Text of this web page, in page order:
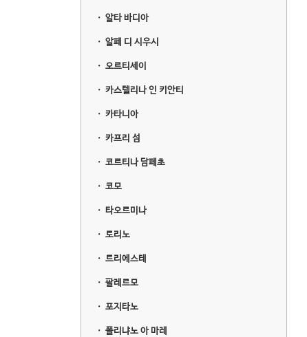
ㆍ 알타 바디아
ㆍ 알페 디 시우시
ㆍ 오르티세이
ㆍ 카스텔리나 인 키안티
ㆍ 카타니아
ㆍ 카프리 섬
ㆍ 코르티나 담페초
ㆍ 코모
ㆍ 타오르미나
ㆍ 토리노
ㆍ 트리에스테
ㆍ 팔레르모
ㆍ 포지타노
ㆍ 폴리냐노 아 마레